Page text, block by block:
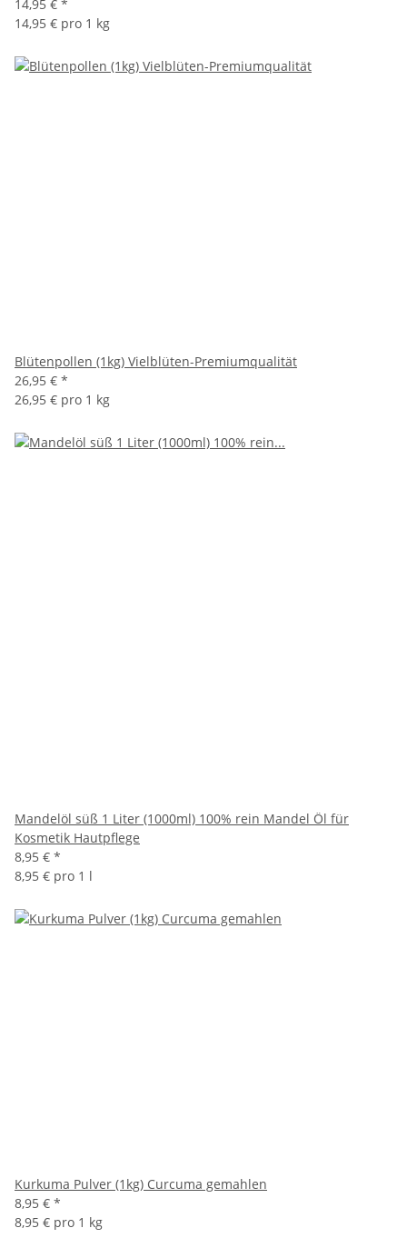
14,95 € *
14,95 € pro 1 kg
Blütenpollen (1kg) Vielblüten-Premiumqualität
26,95 € *
26,95 € pro 1 kg
Mandelöl süß 1 Liter (1000ml) 100% rein Mandel Öl für
Kosmetik Hautpflege
8,95 € *
8,95 € pro 1 l
Kurkuma Pulver (1kg) Curcuma gemahlen
8,95 € *
8,95 € pro 1 kg